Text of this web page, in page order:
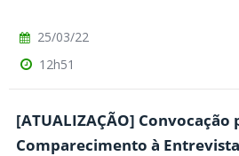
25/03/22
12h51
[ATUALIZAÇÃO] Convocação
Comparecimento à